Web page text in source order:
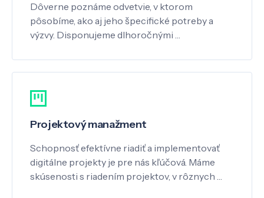
Dôverne poznáme odvetvie, v ktorom
pôsobíme, ako aj jeho špecifické potreby a
výzvy. Disponujeme dlhoročnými …
Projektový manažment
Schopnosť efektívne riadiť a implementovať
digitálne projekty je pre nás kľúčová. Máme
skúsenosti s riadením projektov, v rôznych …